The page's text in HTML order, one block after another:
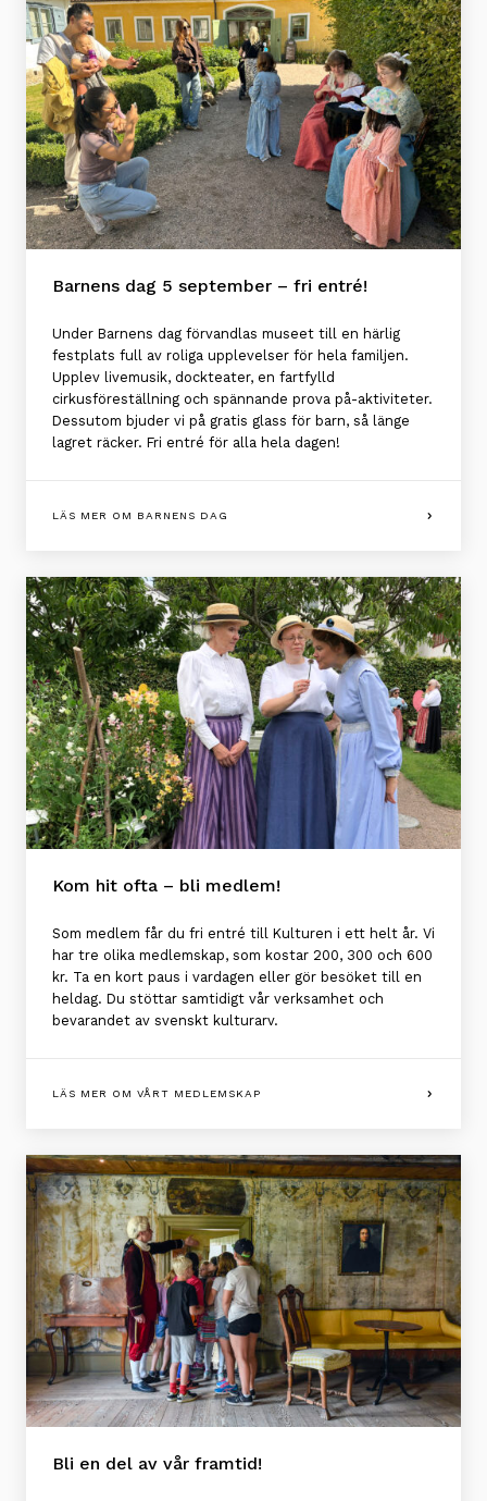
Barnens dag 5 september – fri entré!
Under Barnens dag förvandlas museet till en härlig
festplats full av roliga upplevelser för hela familjen.
Upplev livemusik, dockteater, en fartfylld
cirkusföreställning och spännande prova på-aktiviteter.
Dessutom bjuder vi på gratis glass för barn, så länge
lagret räcker. Fri entré för alla hela dagen!
LÄS MER OM BARNENS DAG
Kom hit ofta – bli medlem!
Som medlem får du fri entré till Kulturen i ett helt år. Vi
har tre olika medlemskap, som kostar 200, 300 och 600
kr. Ta en kort paus i vardagen eller gör besöket till en
heldag. Du stöttar samtidigt vår verksamhet och
bevarandet av svenskt kulturarv.
LÄS MER OM VÅRT MEDLEMSKAP
Bli en del av vår framtid!